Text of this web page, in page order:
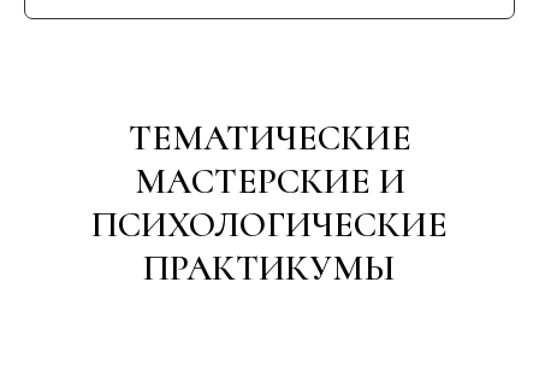
ТЕМАТИЧЕСКИЕ
МАСТЕРСКИЕ И
ПСИХОЛОГИЧЕСКИЕ
ПРАКТИКУМЫ